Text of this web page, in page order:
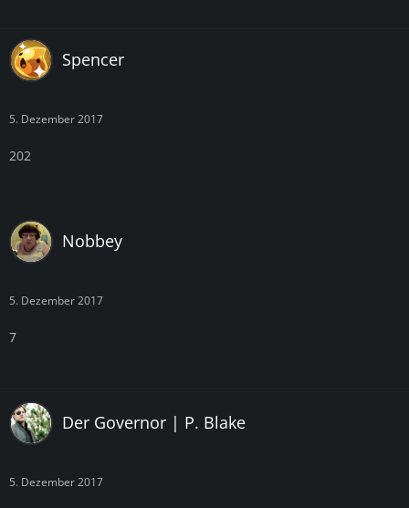
Spencer
5. Dezember 2017
202
Nobbey
5. Dezember 2017
7
Der Governor | P. Blake
5. Dezember 2017